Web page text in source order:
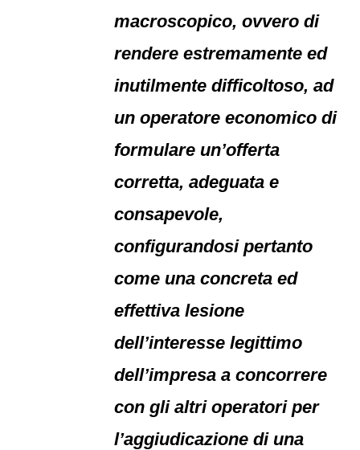
macroscopico, ovvero di
rendere estremamente ed
inutilmente difficoltoso, ad
un operatore economico di
formulare un’offerta
corretta, adeguata e
consapevole,
configurandosi pertanto
come una concreta ed
effettiva lesione
dell’interesse legittimo
dell’impresa a concorrere
con gli altri operatori per
l’aggiudicazione di una